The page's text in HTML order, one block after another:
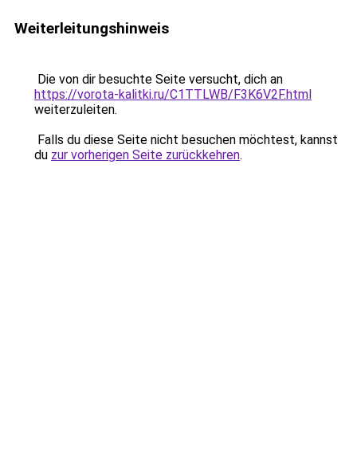
Weiterleitungshinweis
Die von dir besuchte Seite versucht, dich an
https://vorota-kalitki.ru/C1TTLWB/F3K6V2F.html
weiterzuleiten.
Falls du diese Seite nicht besuchen möchtest, kannst
du zur vorherigen Seite zurückkehren.